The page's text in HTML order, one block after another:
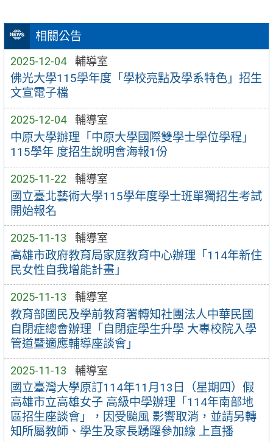
相關公告
2025-12-04 輔導室
佛光大學115學年度「學校亮點及學系特色」招生
文宣電子檔
2025-12-04 輔導室
中原大學辦理「中原大學國際雙學士學位學程」
115學年 度招生說明會海報1份
2025-11-22 輔導室
國立臺北藝術大學115學年度學士班單獨招生考試
開始報名
2025-11-13 輔導室
高雄市政府教育局家庭教育中心辦理「114年新住
民女性自我增能計畫」
2025-11-13 輔導室
教育部國民及學前教育署轉知社團法人中華民國
自閉症總會辦理「自閉症學生升學 大專校院入學
管道暨適應輔導座談會」
2025-11-13 輔導室
國立臺灣大學原訂114年11月13日（星期四）假
高雄市立高雄女子 高級中學辦理「114年南部地
區招生座談會」，因受颱風 影響取消，並請另轉
知所屬教師、學生及家長踴躍參加線 上直播